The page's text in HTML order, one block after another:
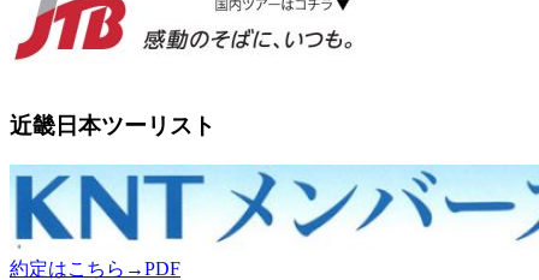
近畿日本ツーリスト
約定はこちら→PDF